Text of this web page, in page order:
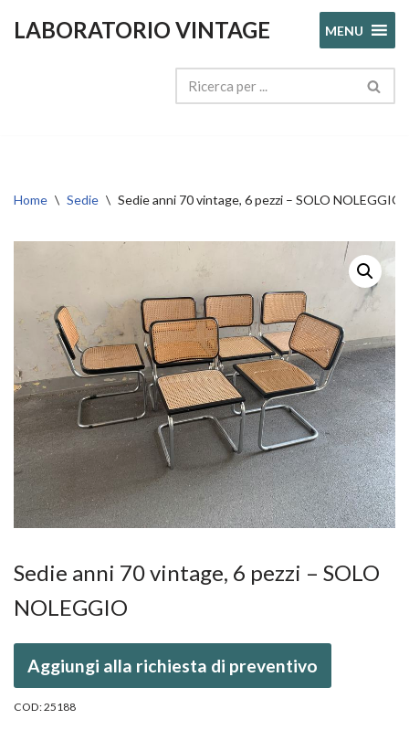
LABORATORIO VINTAGE MENU
Home \ Sedie \ Sedie anni 70 vintage, 6 pezzi – SOLO NOLEGGIO
Sedie anni 70 vintage, 6 pezzi – SOLO
NOLEGGIO
Aggiungi alla richiesta di preventivo
COD:25188